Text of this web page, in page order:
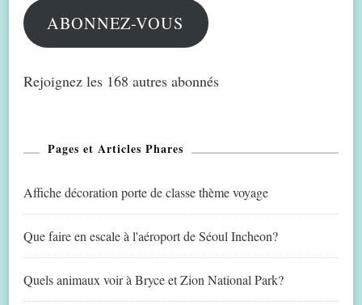
ABONNEZ-VOUS
Rejoignez les 168 autres abonnés
Pages et Articles Phares
Affiche décoration porte de classe thème voyage
Que faire en escale à l'aéroport de Séoul Incheon?
Quels animaux voir à Bryce et Zion National Park?